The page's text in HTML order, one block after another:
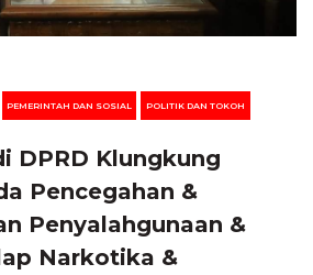
PEMERINTAH DAN SOSIAL POLITIK DAN TOKOH
DPRD Klungkung
Pencegahan &
Penyalahgunaan &
Narkotika &